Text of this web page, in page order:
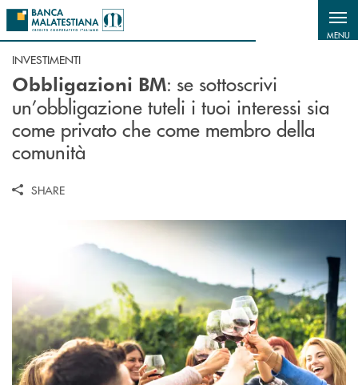
Salta al contenuto principale
MENU
INVESTIMENTI
Obbligazioni BM: se sottoscrivi
un’obbligazione tuteli i tuoi interessi sia
come privato che come membro della
comunità
SHARE